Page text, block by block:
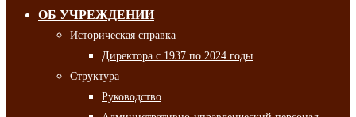
ОБ УЧРЕЖДЕНИИ
Историческая справка
Директора с 1937 по 2024 годы
Структура
Руководство